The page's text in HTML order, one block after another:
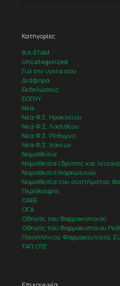
Κατηγορίες
IKA-ETAM
Uncategorized
Για την υγεία σου
Διάφορα
Εκδηλώσεις
ΕΟΠΥΥ
Νέα
Νέα Φ.Σ. Ηρακλείου
Νέα Φ.Σ. Λασιθίου
Νέα Φ.Σ. Ρέθυμνο
Νέα Φ.Σ. Χανίων
Νομοθεσία
Νομοθεσία ίδρυσης και
Νομοθεσία Ναρκωτικών
Νομοθεσία του συστήματος
Περίθαλψης
ΟΑΕΕ
ΟΓΑ
Οδηγός του Φαρμακοποιού
Οδηγός του Φαρμακοποιού
Πανελλήνιος Φαρμακευτικός
ΤΑΠ ΟΤΕ